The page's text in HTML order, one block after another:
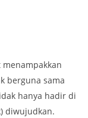
berguna sama
hanya hadir di
diwujudkan.